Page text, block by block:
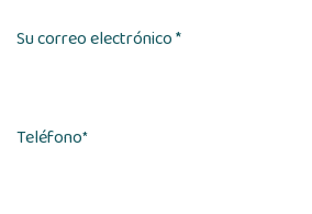
Su correo electrónico *
Teléfono*